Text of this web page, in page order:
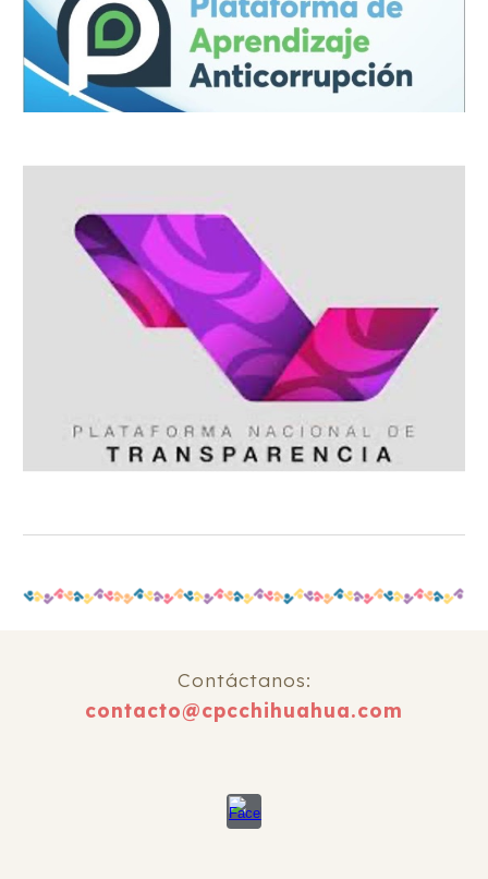
Contáctanos:
contacto@cpcchihuahua.com